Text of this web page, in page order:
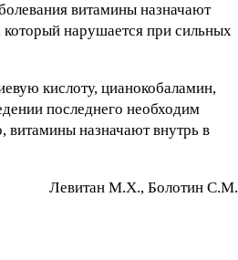
витамины назначают
нарушается при сильных
кислоту, цианокобаламин,
последнего необходим
витамины назначают внутрь в
Лeвитaн М.X., Бoлoтин C.М.